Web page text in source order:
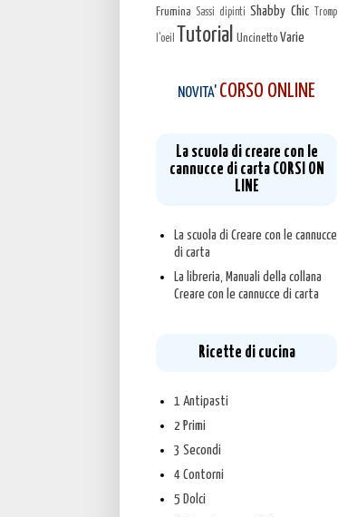
Frumina Sassi dipinti Shabby Chic Tromp
l'oeil Tutorial Uncinetto Varie
NOVITA' CORSO ONLINE
La scuola di creare con le
cannucce di carta CORSI ON
LINE
La scuola di Creare con le cannucce
di carta
La libreria, Manuali della collana
Creare con le cannucce di carta
Ricette di cucina
1 Antipasti
2 Primi
3 Secondi
4 Contorni
5 Dolci